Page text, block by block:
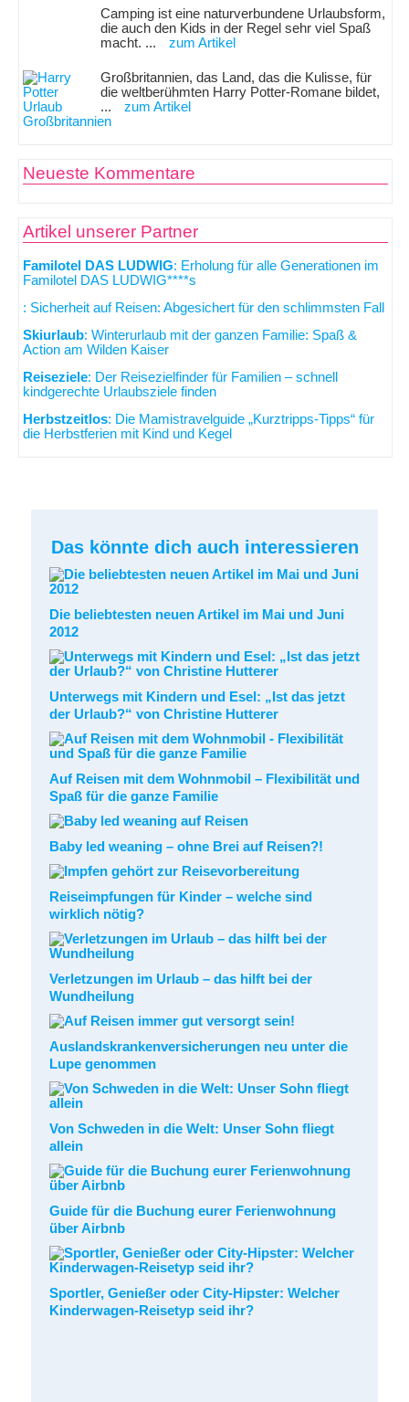
Camping ist eine naturverbundene Urlaubsform,
die auch den Kids in der Regel sehr viel Spaß
macht. ...
zum Artikel
Großbritannien, das Land, das die Kulisse, für
die weltberühmten Harry Potter-Romane bildet,
...
zum Artikel
Neueste Kommentare
Artikel unserer Partner
Familotel DAS LUDWIG: Erholung für alle Generationen im
Familotel DAS LUDWIG****s
: Sicherheit auf Reisen: Abgesichert für den schlimmsten Fall
Skiurlaub: Winterurlaub mit der ganzen Familie: Spaß &
Action am Wilden Kaiser
Reiseziele: Der Reisezielfinder für Familien – schnell
kindgerechte Urlaubsziele finden
Herbstzeitlos: Die Mamistravelguide „Kurztripps-Tipps“ für
die Herbstferien mit Kind und Kegel
Das könnte dich auch interessieren
Die beliebtesten neuen Artikel im Mai und Juni
2012
Unterwegs mit Kindern und Esel: „Ist das jetzt
der Urlaub?“ von Christine Hutterer
Auf Reisen mit dem Wohnmobil – Flexibilität und
Spaß für die ganze Familie
Baby led weaning – ohne Brei auf Reisen?!
Reiseimpfungen für Kinder – welche sind
wirklich nötig?
Verletzungen im Urlaub – das hilft bei der
Wundheilung
Auslandskrankenversicherungen neu unter die
Lupe genommen
Von Schweden in die Welt: Unser Sohn fliegt
allein
Guide für die Buchung eurer Ferienwohnung
über Airbnb
Sportler, Genießer oder City-Hipster: Welcher
Kinderwagen-Reisetyp seid ihr?